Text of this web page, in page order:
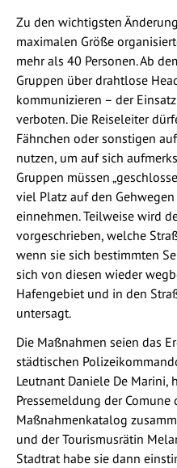
Zu den wichtigsten
maximalen Größe
mehr als 40 Personen. Ab
Gruppen über drahtlose
kommunizieren – der
verboten. Die Reiseleiter
Fähnchen oder sonstigen
nutzen, um auf sich
Gruppen müssen
viel Platz auf den
einnehmen. Teilweise wird
vorgeschrieben, welche
wenn sie sich bestimmten
sich von diesen wieder
Hafengebiet und in den
untersagt.
Die Maßnahmen seien das
städtischen
Leutnant Daniele De Marini,
Pressemeldung der
Maßnahmenkatalog
und der Tourismusrätin
Stadtrat habe sie dann